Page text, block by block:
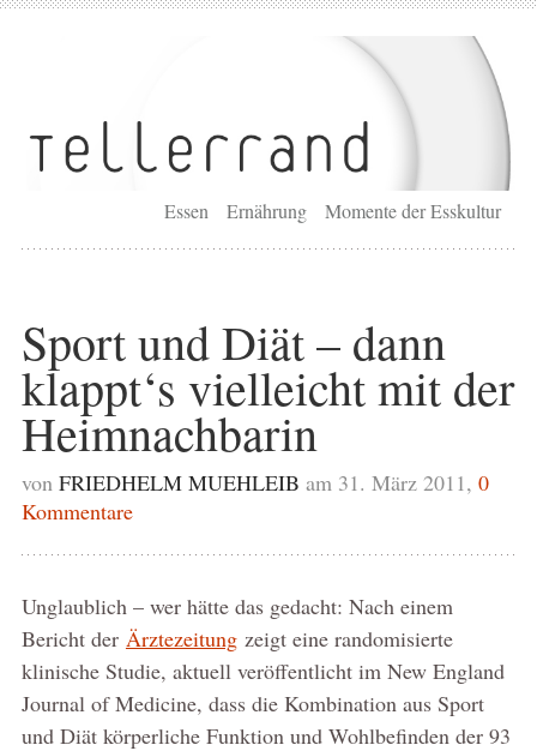
Essen Ernährung Momente der Esskultur
Sport und Diät – dann
klappt‘s vielleicht mit der
Heimnachbarin
von FRIEDHELM MUEHLEIB am 31. März 2011, 0
Kommentare
Unglaublich – wer hätte das gedacht: Nach einem
Bericht der Ärztezeitungzeigt eine randomisierte
klinische Studie, aktuell veröffentlicht im New England
Journal of Medicine, dass die Kombination aus Sport
und Diät körperliche Funktion und Wohlbefinden der 93